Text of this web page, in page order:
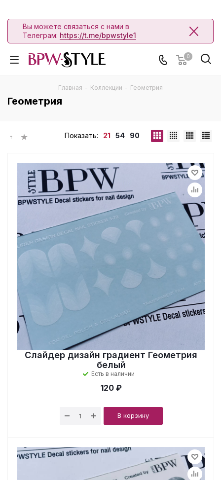
Вы можете связаться с нами в
Телеграм: https://t.me/bpwstyle1
0
Главная - Коллекции - Геометрия
Геометрия
Показать: 21 54 90
Слайдер дизайн градиент Геометрия
белый
Есть в наличии
120 ₽
В корзину